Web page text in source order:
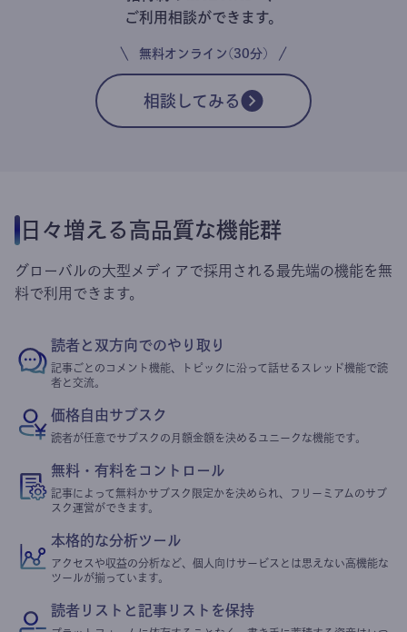
ご利用相談ができます。
無料オンライン(30分)
相談してみる
日々増える高品質な機能群
グローバルの大型メディアで採用される最先端の機能を無
料で利用できます。
読者と双方向でのやり取り
記事ごとのコメント機能、トピックに沿って話せるスレッド機能で読
者と交流。
価格自由サブスク
読者が任意でサブスクの月額金額を決めるユニークな機能です。
無料・有料をコントロール
記事によって無料かサブスク限定かを決められ、フリーミアムのサブ
スク運営ができます。
本格的な分析ツール
アクセスや収益の分析など、個人向けサービスとは思えない高機能な
ツールが揃っています。
読者リストと記事リストを保持